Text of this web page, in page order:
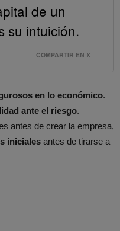
de un
su intuición.
COMPARTIR EN X
en lo económico.
ante el riesgo.
antes de crear la empresa,
iniciales antes de tirarse a